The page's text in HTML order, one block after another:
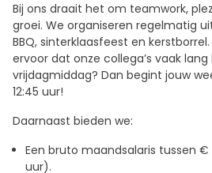
Bij ons draait het om teamwork,
groei. We organiseren regelmatig
BBQ, sinterklaasfeest en
ervoor dat onze collega’s vaak lang
vrijdagmiddag? Dan begint jouw
12:45 uur!
Daarnaast bieden we:
Een bruto maandsalaris tussen
uur).